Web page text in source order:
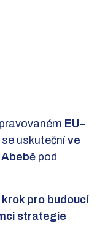
EU–
se uskuteční ve
pod
pro budoucí
strategie